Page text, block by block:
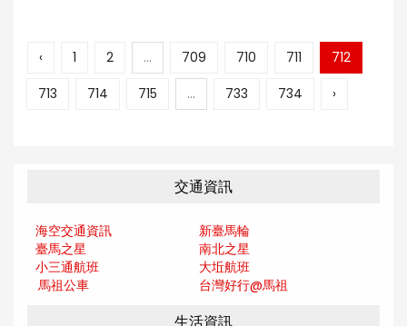
‹ 1 2 ... 709 710 711
712
713
714 715 ... 733 734 ›
交通資訊
海空交通資訊
新臺馬輪
臺馬之星
南北之星
小三通航班
大坵航班
馬祖公車
台灣好行@馬祖
生活資訊